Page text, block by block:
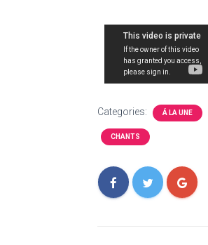
Categories: Á LA UNE
CHANTS